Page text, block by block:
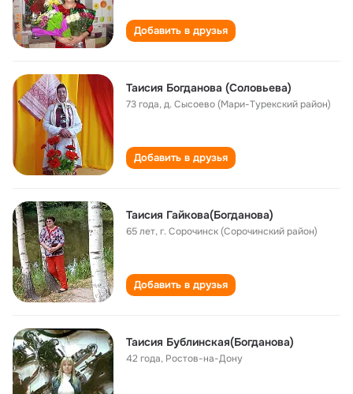
Добавить в друзья
Таисия Богданова (Соловьева)
73 года,д. Сысоево (Мари-Турекский район)
Добавить в друзья
Таисия Гайкова(Богданова)
65 лет,г. Сорочинск (Сорочинский район)
Добавить в друзья
Таисия Бублинская(Богданова)
42 года, Ростов-на-Дону